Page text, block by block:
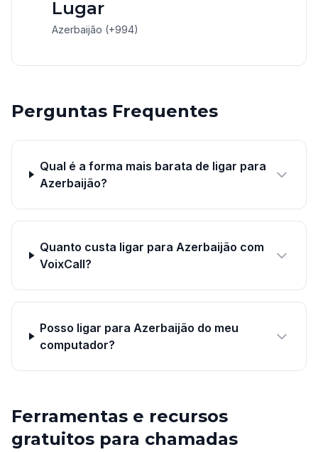
Lugar
Azerbaijão (+994)
Perguntas Frequentes
Qual é a forma mais barata de ligar para
Azerbaijão?
Quanto custa ligar para Azerbaijão com
VoixCall?
Posso ligar para Azerbaijão do meu
computador?
Ferramentas e recursos
gratuitos para chamadas